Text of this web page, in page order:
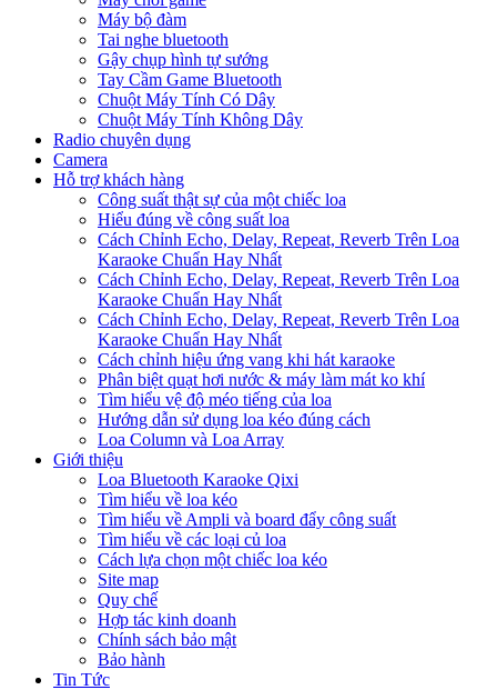
Máy bộ đàm
Tai nghe bluetooth
Gậy chụp hình tự sướng
Tay Cầm Game Bluetooth
Chuột Máy Tính Có Dây
Chuột Máy Tính Không Dây
Radio chuyên dụng
Camera
Hỗ trợ khách hàng
Công suất thật sự của một chiếc loa
Hiểu đúng về công suất loa
Cách Chỉnh Echo, Delay, Repeat, Reverb Trên Loa
Karaoke Chuẩn Hay Nhất
Cách Chỉnh Echo, Delay, Repeat, Reverb Trên Loa
Karaoke Chuẩn Hay Nhất
Cách Chỉnh Echo, Delay, Repeat, Reverb Trên Loa
Karaoke Chuẩn Hay Nhất
Cách chỉnh hiệu ứng vang khi hát karaoke
Phân biệt quạt hơi nước & máy làm mát ko khí
Tìm hiểu vệ độ méo tiếng của loa
Hướng dẫn sử dụng loa kéo đúng cách
Loa Column và Loa Array
Giới thiệu
Loa Bluetooth Karaoke Qixi
Tìm hiểu về loa kéo
Tìm hiểu về Ampli và board đẩy công suất
Tìm hiểu về các loại củ loa
Cách lựa chọn một chiếc loa kéo
Site map
Quy chế
Hợp tác kinh doanh
Chính sách bảo mật
Bảo hành
Tin Tức